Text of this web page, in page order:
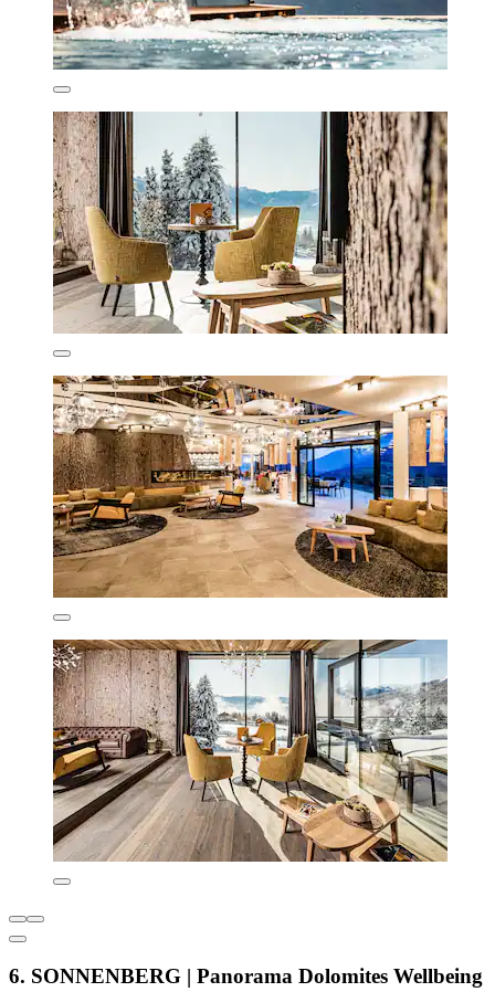
6. SONNENBERG | Panorama Dolomites Wellbeing